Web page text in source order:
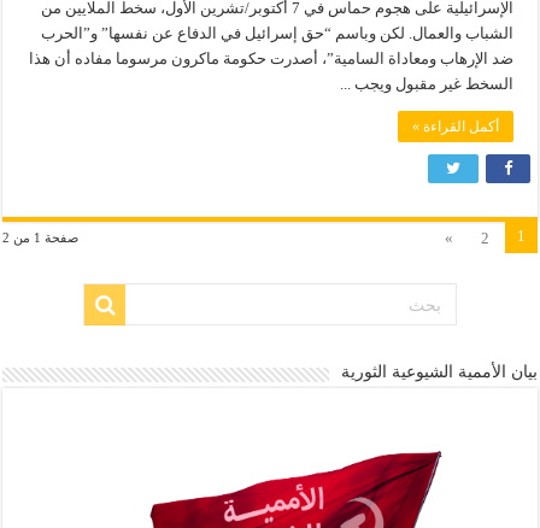
الإسرائيلية على هجوم حماس في 7 أكتوبر/تشرين الأول، سخط الملايين من
الشباب والعمال. لكن وباسم “حق إسرائيل في الدفاع عن نفسها” و”الحرب
ضد الإرهاب ومعاداة السامية”، أصدرت حكومة ماكرون مرسوما مفاده أن هذا
السخط غير مقبول ويجب ...
أكمل القراءة »
صفحة 1 من 2 1
2
»
بيان الأممية الشيوعية الثورية